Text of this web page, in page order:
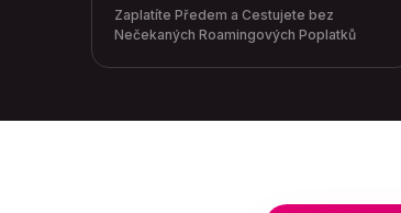
Zaplatíte Předem a Cestujete bez
Nečekaných Roamingových Poplatků